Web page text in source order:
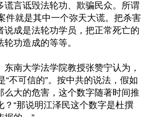
谎言诋毁法轮功、欺骗民众。所谓
件就是其中一个弥天大谎。把杀害
说成是法轮功学员，把正常死亡的
功造成的等等。
东南大学法学院教授张赞宁认为，
“不可信的”。按中共的说法，假如
么大的危害，这个数字随著时间推
？“那说明江泽民这个数字是杜撰